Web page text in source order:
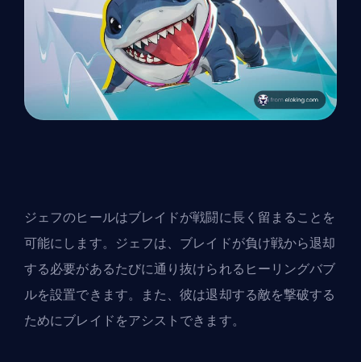
ジェフのヒールはブレイドが戦闘に長く留まることを
可能にします。ジェフは、ブレイドが負け戦から退却
する必要があるたびに通り抜けられるヒーリングバブ
ルを設置できます。また、彼は退却する敵を撃破する
ためにブレイドをアシストできます。